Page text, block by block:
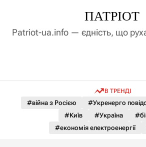
д
ПАТРІОТ
Patriot-ua.info — єдність, що
В ТРЕНДІ
#війна з Росією #Укренерго
#Київ
#Україна
#економія електроенергії